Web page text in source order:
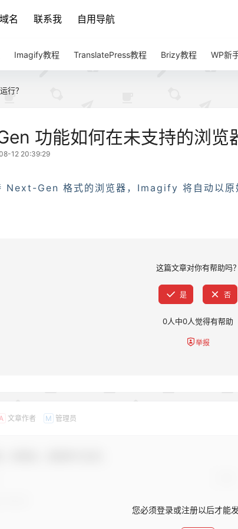
名 联系我 自用导航
Imagify教程 TranslatePress教程 Brizy教程 WP新
行？
功能如何在未支持的浏览
12 20:39:29
Next-Gen 格式的浏览器，Imagify 将自动以原
这篇文章对你有帮助吗？
是 否
0人中0人觉得有帮助
举报
文章作者 M 管理员
您必须登录或注册以后才能